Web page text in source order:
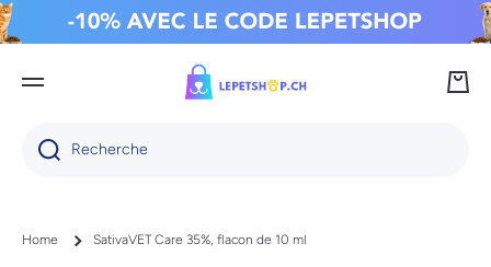
IGNORER ET PASSER AU CONTENU
Recherche
Home SativaVET Care 35%, flacon de 10 ml